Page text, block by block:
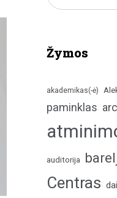
Žymos
akademikas(-ė)
paminklas
auditorija
Centras